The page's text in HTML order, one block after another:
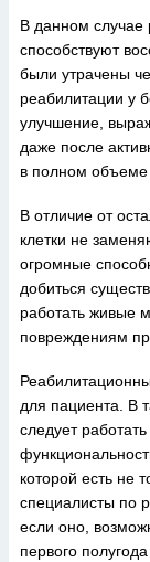
В данном случае
способствуют
были утрачены
реабилитации у
улучшение,
даже после
в полном объеме
В отличие от
клетки не
огромные
добиться
работать живые
повреждениям
для пациента. В
следует
которой есть не
специалисты по
если оно,
первого